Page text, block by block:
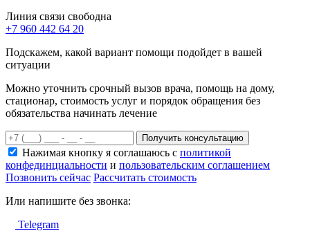
Линия связи свободна
+7 960 442 64 20
Подскажем, какой вариант помощи подойдет в вашей
ситуации
Можно уточнить срочный вызов врача, помощь на дому,
стационар, стоимость услуг и порядок обращения без
обязательства начинать лечение
Получить консультацию
Нажимая кнопку я соглашаюсь с политикой
конфединциальности и пользовательским соглашением
Позвонить сейчас Рассчитать стоимость
Или напишите без звонка:
Telegram